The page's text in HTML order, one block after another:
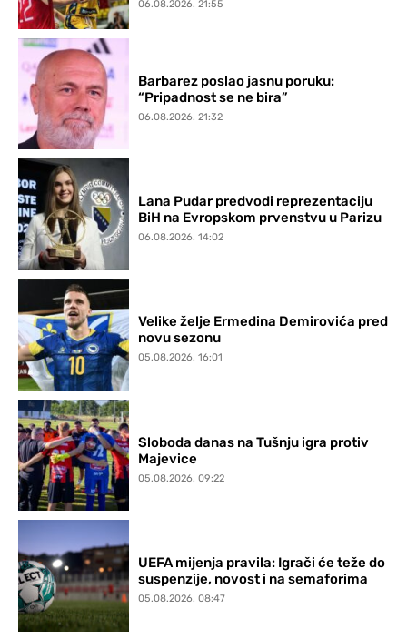
06.08.2026. 21:55
Barbarez poslao jasnu poruku:
“Pripadnost se ne bira”
06.08.2026. 21:32
Lana Pudar predvodi reprezentaciju
BiH na Evropskom prvenstvu u Parizu
06.08.2026. 14:02
Velike želje Ermedina Demirovića pred
novu sezonu
05.08.2026. 16:01
Sloboda danas na Tušnju igra protiv
Majevice
05.08.2026. 09:22
UEFA mijenja pravila: Igrači će teže do
suspenzije, novost i na semaforima
05.08.2026. 08:47